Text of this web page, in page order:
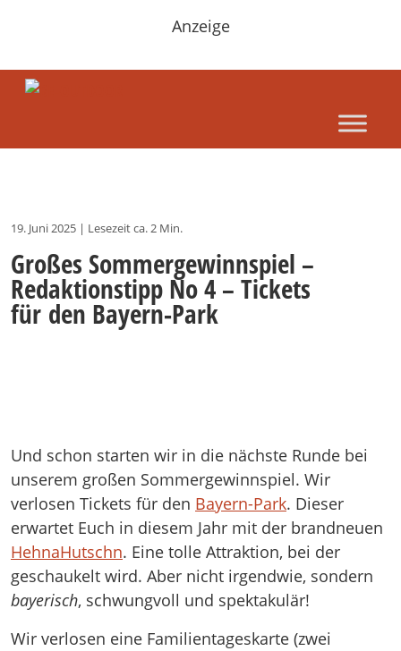
Anzeige
19. Juni 2025 | Lesezeit ca. 2 Min.
Großes Sommergewinnspiel –
Redaktionstipp No 4 – Tickets
für den Bayern-Park
Und schon starten wir in die nächste Runde bei
unserem großen Sommergewinnspiel. Wir
verlosen Tickets für den Bayern-Park. Dieser
erwartet Euch in diesem Jahr mit der brandneuen
HehnaHutschn. Eine tolle Attraktion, bei der
geschaukelt wird. Aber nicht irgendwie, sondern
bayerisch, schwungvoll und spektakulär!
Wir verlosen eine Familientageskarte (zwei